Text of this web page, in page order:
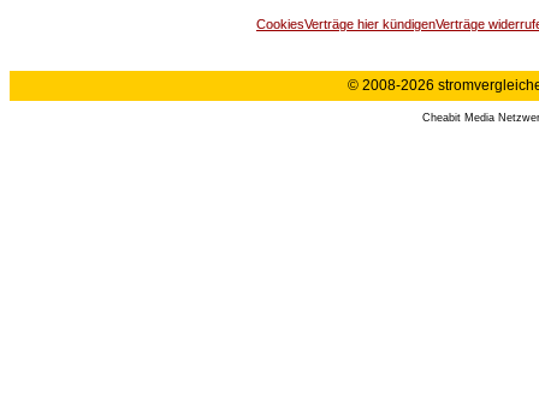
CookiesVerträge hier kündigenVerträge
© 2008-2026
Cheabit Media